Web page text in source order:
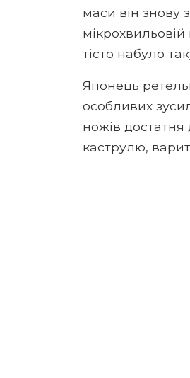
маси він знову
мікрохвильовій
тісто набуло
Японець
особливих
ножів
каструлю,